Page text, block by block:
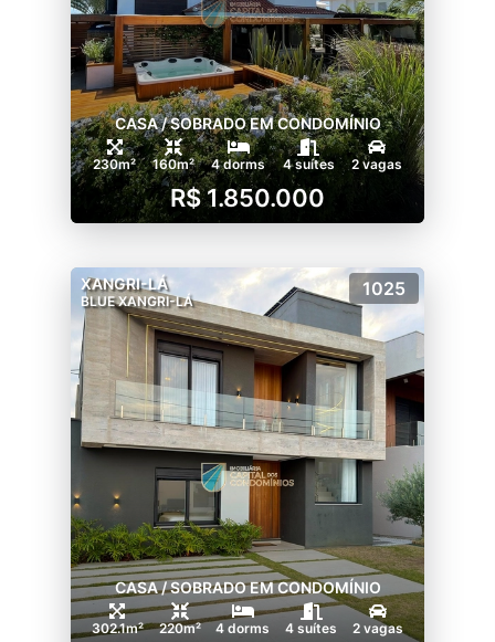
CASA / SOBRADO EM CONDOMÍNIO
230m² 160m² 4 dorms 4 suítes 2 vagas
R$ 1.850.000
XANGRI-LÁ
BLUE XANGRI-LÁ
1025
CASA / SOBRADO EM CONDOMÍNIO
302.1m² 220m² 4 dorms 4 suítes 2 vagas